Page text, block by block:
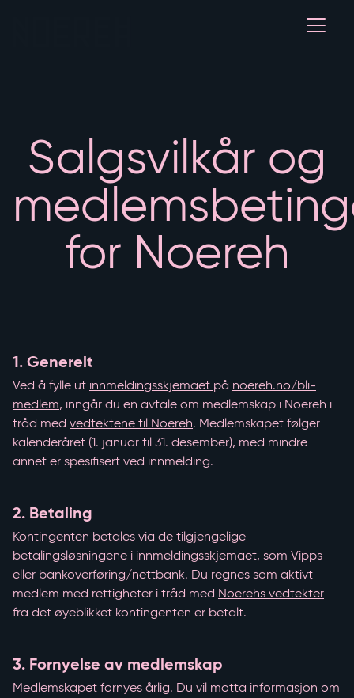
Åpne
Salgsvilkår og
for Noereh
1. Generelt
Ved å fylle ut innmeldingsskjemaet på noereh.no/bli-
medlem, inngår du en avtale om medlemskap i Noereh i
tråd med vedtektene til Noereh. Medlemskapet følger
kalenderåret (1. januar til 31. desember), med mindre
annet er spesifisert ved innmelding.
2. Betaling
Kontingenten betales via de tilgjengelige
betalingsløsningene i innmeldingsskjemaet, som Vipps
eller bankoverføring/nettbank. Du regnes som aktivt
medlem med rettigheter i tråd med Noerehs vedtekter
fra det øyeblikket kontingenten er betalt.
3. Fornyelse av medlemskap
Medlemskapet fornyes årlig. Du vil motta informasjon om